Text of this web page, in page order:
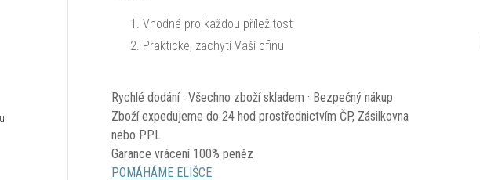
Vhodné pro každou příležitost
Praktické, zachytí Vaší ofinu
Rychlé dodání · Všechno zboží skladem · Bezpečný nákup
Zboží expedujeme do 24 hod prostřednictvím ČP, Zásilkovna
nebo PPL
Garance vrácení 100% peněz
POMÁHÁME ELIŠCE